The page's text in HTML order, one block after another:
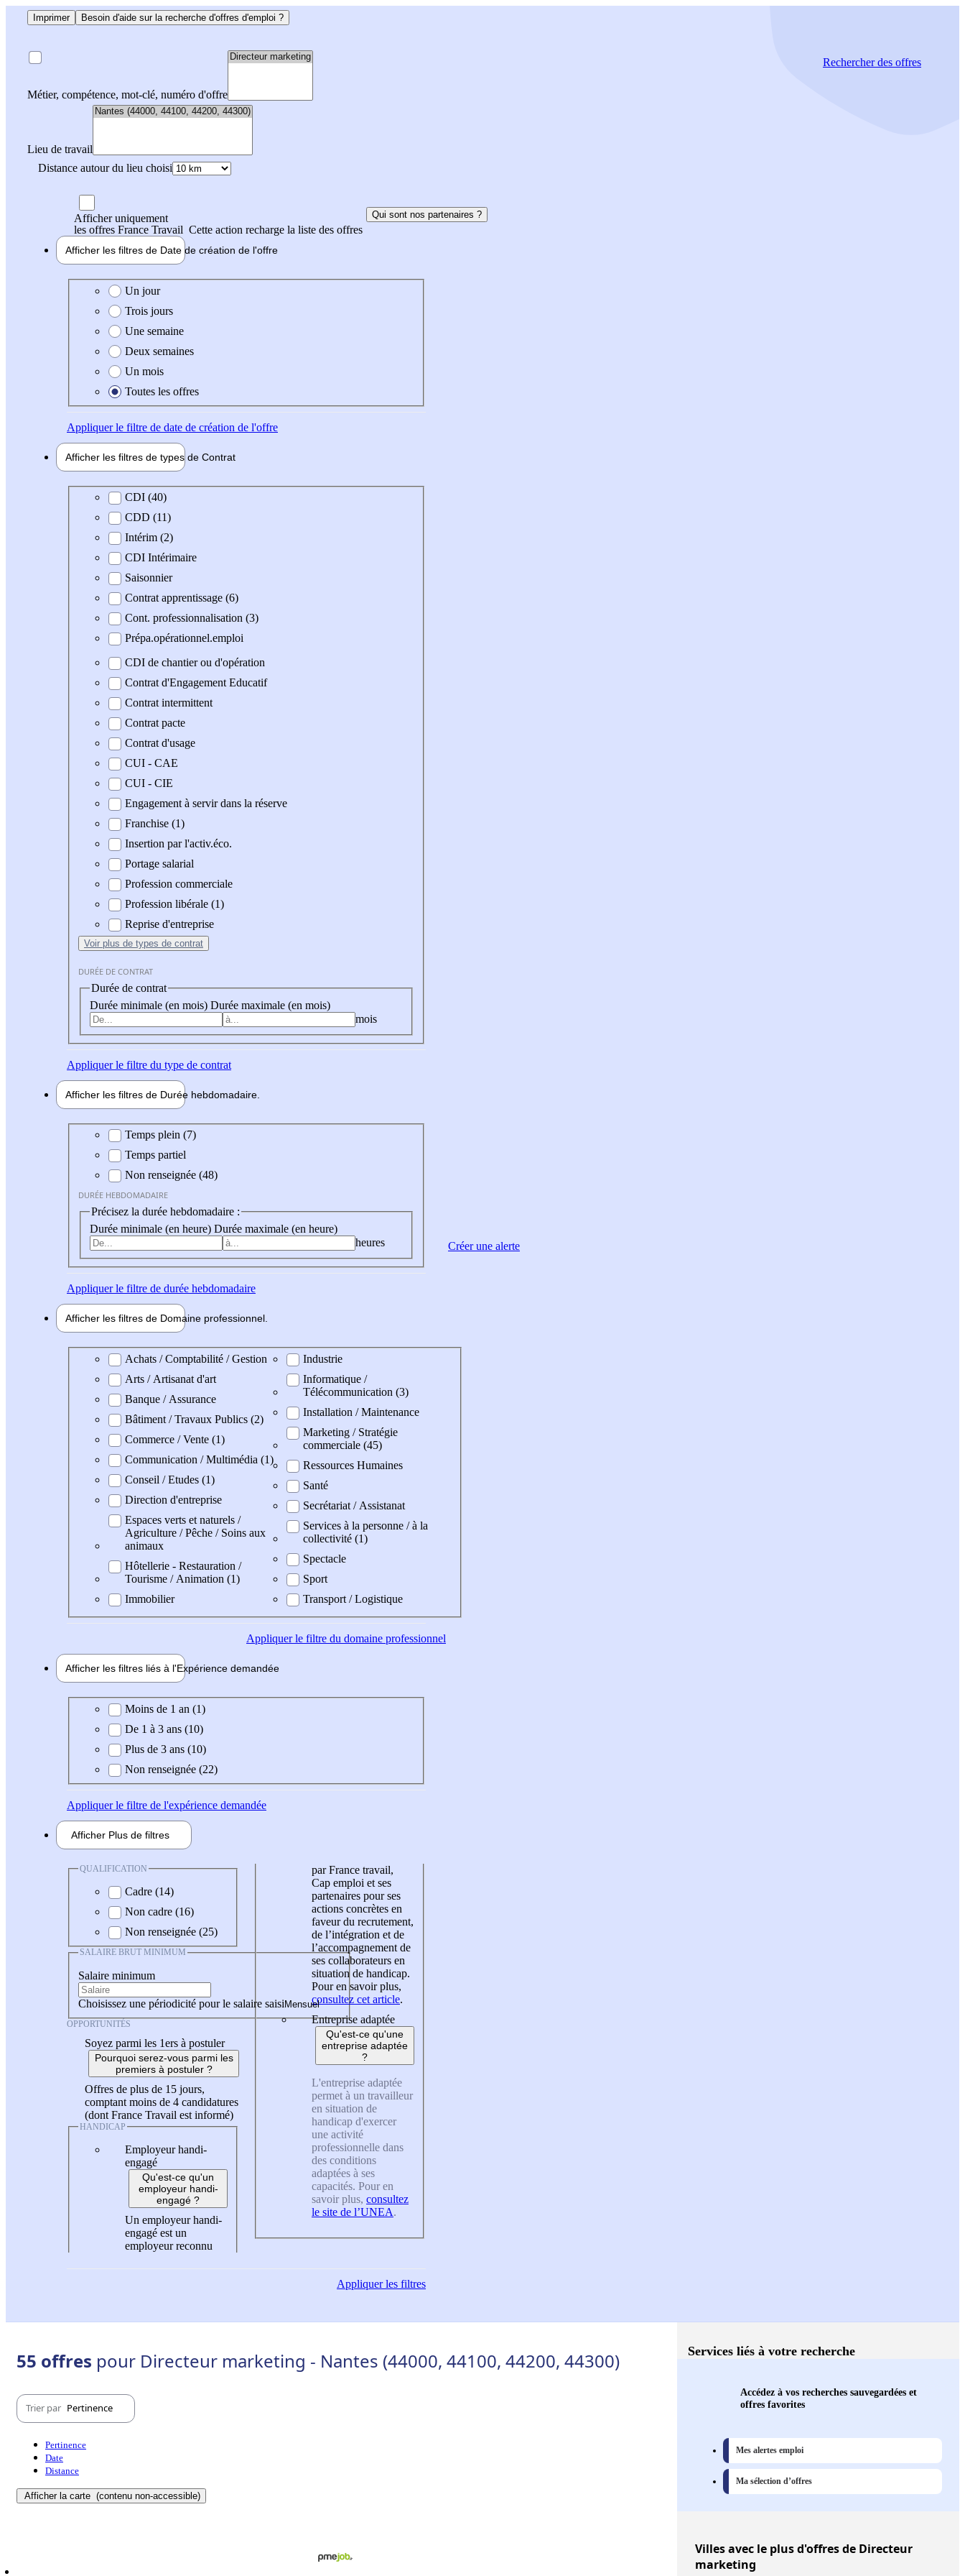
Imprimer Besoin d'aide sur la recherche d'offres d'emploi ?
Métier, compétence, mot-clé, numéro d'offre
Lieu de travail
Distance autour du lieu choisi
Rechercherdes offres
Afficher uniquement
les offres France Travail Cette action recharge la liste des offres
Qui sont nos partenaires ?
Afficher les filtres de Date de création de l'offre
Date de création de l'offre
Un jour
Trois jours
Une semaine
Deux semaines
Un mois
Toutes les offres
Appliquerle filtre de date de création de l'offre
Afficher les filtres de types de Contrat
Type de contratCDI (40)
CDD (11)
Intérim (2)
CDI Intérimaire
Saisonnier
Contrat apprentissage (6)
Cont. professionnalisation (3)
Prépa.opérationnel.emploi
CDI de chantier ou d'opération
Contrat d'Engagement Educatif
Contrat intermittent
Contrat pacte
Contrat d'usage
CUI - CAE
CUI - CIE
Engagement à servir dans la réserve
Franchise (1)
Insertion par l'activ.éco.
Portage salarial
Profession commerciale
Profession libérale (1)
Reprise d'entreprise
Voir plus de types de contrat
DURÉE DE CONTRAT
Durée de contrat
Durée minimale (en mois) Durée maximale (en mois)
mois
Appliquerle filtre du type de contrat
Afficher les filtres de Durée hebdomadaire
Durée hebdomadaire
Temps plein (7)
Temps partiel
Non renseignée (48)
DURÉE HEBDOMADAIRE
Précisez la durée hebdomadaire :
Durée minimale (en heure) Durée maximale (en heure)
heures
Appliquerle filtre de durée hebdomadaire
Afficher les filtres de Domaine professionnel
Domaine professionel
Achats / Comptabilité / Gestion
Arts / Artisanat d'art
Banque / Assurance
Bâtiment / Travaux Publics (2)
Commerce / Vente (1)
Communication / Multimédia (1)
Conseil / Etudes (1)
Direction d'entreprise
Espaces verts et naturels /
Agriculture / Pêche / Soins aux
animaux
Hôtellerie - Restauration /
Tourisme / Animation (1)
Immobilier
Industrie
Informatique /
Télécommunication (3)
Installation / Maintenance
Marketing / Stratégie
commerciale (45)
Ressources Humaines
Santé
Secrétariat / Assistanat
Services à la personne / à la
collectivité (1)
Spectacle
Sport
Transport / Logistique
Appliquerle filtre du domaine professionnel
Afficher les filtres liés à l'Expérience demandée
Expérience demandée
Moins de 1 an (1)
De 1 à 3 ans (10)
Plus de 3 ans (10)
Non renseignée (22)
Appliquerle filtre de l'expérience demandée
Afficher Plus de filtres
QUALIFICATION
Cadre (14)
Non cadre (16)
Non renseignée (25)
SALAIRE BRUT MINIMUM
Salaire minimum
Choisissez une périodicité pour le salaire saisi
OPPORTUNITÉS
Soyez parmi les 1ers à postuler
Pourquoi serez-vous parmi les
premiers à postuler ?
Offres de plus de 15 jours,
comptant moins de 4 candidatures
(dont France Travail est informé)
HANDICAP
Employeur handi-
engagé
Qu'est-ce qu'un
employeur handi-
engagé ?
Un employeur handi-
engagé est un
employeur reconnu
par France travail,
Cap emploi et ses
partenaires pour ses
actions concrètes en
faveur du recrutement,
de l’intégration et de
l’accompagnement de
ses collaborateurs en
situation de handicap.
Pour en savoir plus,
consultez cet article.
Entreprise adaptée
Qu'est-ce qu'une
entreprise adaptée
?
L'entreprise adaptée
permet à un travailleur
en situation de
handicap d'exercer
une activité
professionnelle dans
des conditions
adaptées à ses
capacités. Pour en
savoir plus, consultez
le site de l’UNEA.
Appliquerles filtres
Créer une alerte
55 offres pour Directeur marketing - Nantes (44000, 44100, 44200, 44300)
Trier par Pertinence
Pertinence
Date
Distance
Afficher la carte (contenu non-accessible)
Services liés à votre recherche
Accédez à vos recherches sauvegardées et
offres favorites
Mes alertes emploi
Ma sélection d’offres
Villesavec le plus d'offres de Directeur
marketing